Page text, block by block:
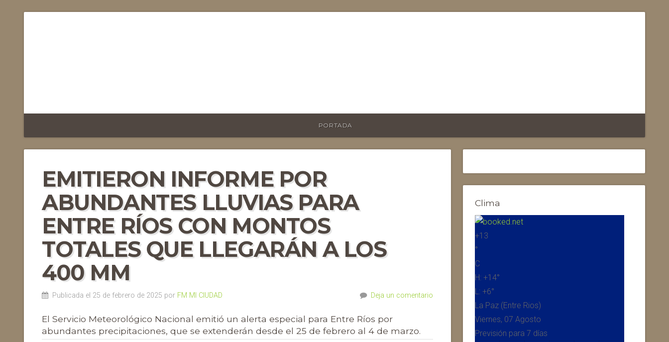
PORTADA
EMITIERON INFORME POR
ABUNDANTES LLUVIAS PARA
ENTRE RÍOS CON MONTOS
TOTALES QUE LLEGARÁN A LOS
400 MM
Publicada el 25 de febrero de 2025 por FM MI CIUDAD Deja un comentario
El Servicio Meteorológico Nacional emitió un alerta especial para Entre Ríos por
abundantes precipitaciones, que se extenderán desde el 25 de febrero al 4 de marzo.
Clima
+13
°
C
H: +14°
L: +6°
La Paz (Entre Rios)
Viernes, 07 Agosto
Previsión para 7 días